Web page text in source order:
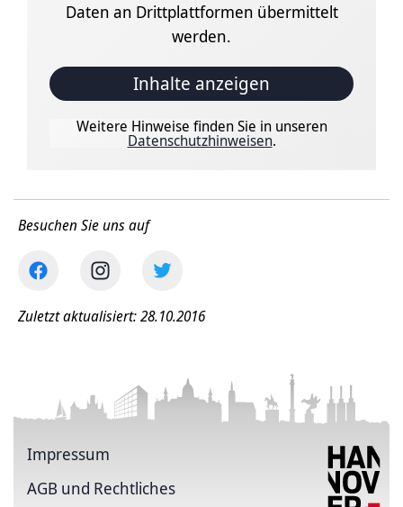
Daten an Drittplattformen übermittelt
werden.
Inhalte anzeigen
Weitere Hinweise finden Sie in unseren
Datenschutzhinweisen.
Besuchen Sie uns auf
Zuletzt aktualisiert: 28.10.2016
Impressum
AGB und Rechtliches